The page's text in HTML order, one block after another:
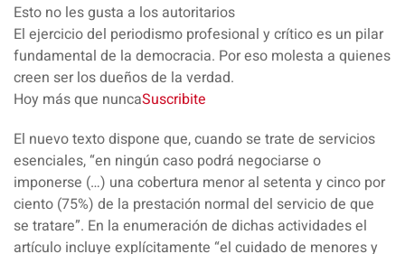
Esto no les gusta a los autoritarios
El ejercicio del periodismo profesional y crítico es un pilar
fundamental de la democracia. Por eso molesta a quienes
creen ser los dueños de la verdad.
Hoy más que nuncaSuscribite
El nuevo texto dispone que, cuando se trate de servicios
esenciales, “en ningún caso podrá negociarse o
imponerse (…) una cobertura menor al setenta y cinco por
ciento (75%) de la prestación normal del servicio de que
se tratare”. En la enumeración de dichas actividades el
artículo incluye explícitamente “el cuidado de menores y